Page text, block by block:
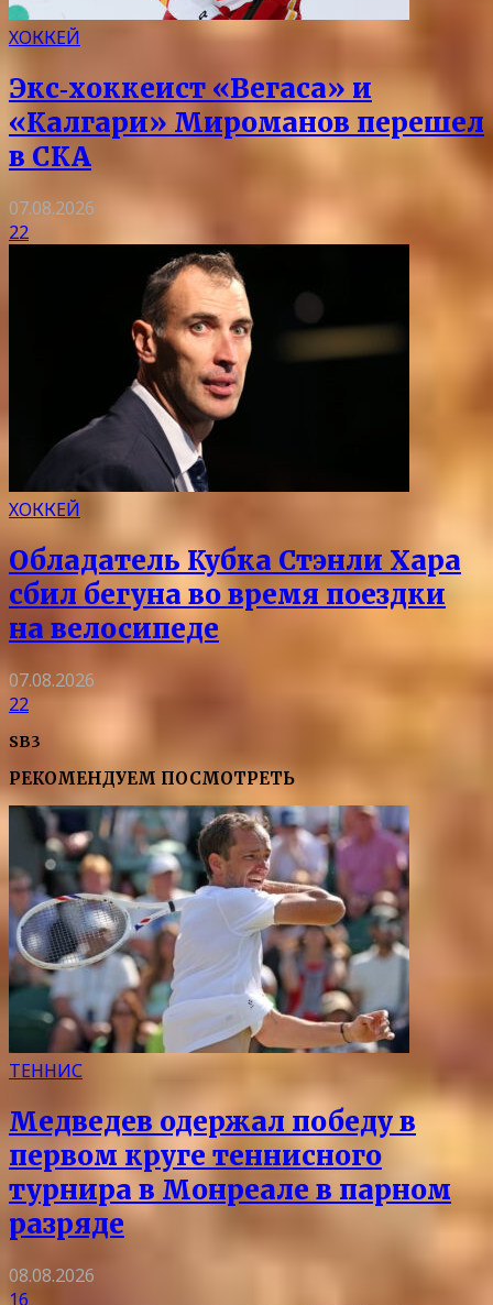
ХОККЕЙ
Экс‑хоккеист «Вегаса» и
«Калгари» Мироманов перешел
в СКА
07.08.2026
22
ХОККЕЙ
Обладатель Кубка Стэнли Хара
сбил бегуна во время поездки
на велосипеде
07.08.2026
22
SB3
РЕКОМЕНДУЕМ ПОСМОТРЕТЬ
ТЕННИС
Медведев одержал победу в
первом круге теннисного
турнира в Монреале в парном
разряде
08.08.2026
16